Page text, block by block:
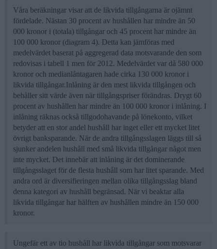
Våra beräkningar visar att de likvida tillgångarna är ojämnt
fördelade. Nästan 30 procent av hushållen har mindre än 50
000 kronor i (totala) tillgångar och 45 procent har mindre än
100 000 kronor (diagram 4). Detta kan jämföras med
medelvärdet baserat på aggregerad data motsvarande den som
redovisas i tabell 1 men för 2012. Medelvärdet var då 580 000
kronor och medianlåntagaren hade cirka 130 000 kronor i
likvida tillgångar.Inlåning är den mest likvida tillgången och
behåller sitt värde även när tillgångspriser förändras. Drygt 60
procent av hushållen har mindre än 100 000 kronor i inlåning. I
inlåning räknas också tillgodohavande på lönekonto, vilket
betyder att en stor andel hushåll har inget eller ett mycket litet
övrigt banksparande. När de andra tillgångsslagen läggs till så
sjunker andelen hushåll med små likvida tillgångar något men
inte mycket. Det innebär att inlåning är det dominerande
tillgångsslaget för de flesta hushåll som har litet sparande. Med
andra ord är diversifieringen mellan olika tillgångsslag bland
denna kategori av hushåll begränsad. När vi beaktar alla
likvida tillgångar har hälften av hushållen mindre än 150 000
kronor.
Ungefär ett av tio hushåll har likvida tillgångar som motsvarar